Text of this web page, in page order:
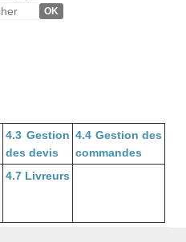
4.3 Gestion
des devis
4.4 Gestion des
commandes
4.7 Livreurs